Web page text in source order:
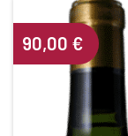
90,00 €